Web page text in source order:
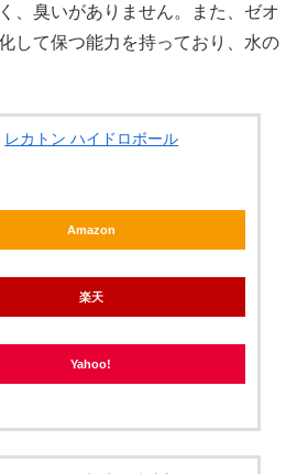
、臭いがありません。また、ゼオ
して保つ能力を持っており、水の
レカトン ハイドロボール
Amazon
楽天
Yahoo!